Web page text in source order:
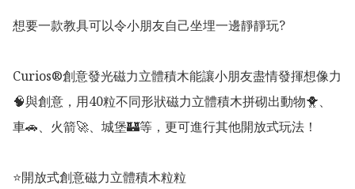
想要一款教具可以令小朋友自己坐埋一邊靜靜玩?
Curios®️創意發光磁力立體積木能讓小朋友盡情發揮想像力
🧠與創意，用40粒不同形狀磁力立體積木拼砌出動物🐥、
車🚗、火箭🚀、城堡🏰等，更可進行其他開放式玩法！
⭐️開放式創意磁力立體積木粒粒